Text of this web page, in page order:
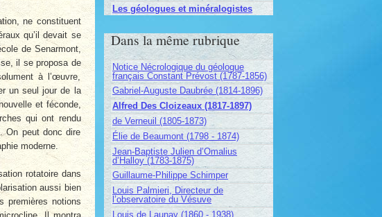
ne constituent
qu’il devait se
de Senarmont,
il se proposa de
à l’œuvre,
un seul jour de la
et féconde,
qui ont rendu
On peut donc dire
moderne.
rotatoire dans
aussi bien
premières notions
Les géologues et minéralogistes
Dans la même rubrique
Notice Nécrologique du géologue
français Constant Prévost (1787-1856)
Gabriel-Auguste Daubrée (1814-1896)
Alfred Des Cloizeaux (1817-1897)
de Verneuil (1805-1873)
Élie de Beaumont (1798 - 1874)
Jean-Baptiste Julien d’Omalius
d’Halloy (1783-1875)
Guillaume-Philippe Schimper
Louis Palmieri, Directeur de
l’observatoire du Vésuve
Louis de Launay (1860 - 1938)